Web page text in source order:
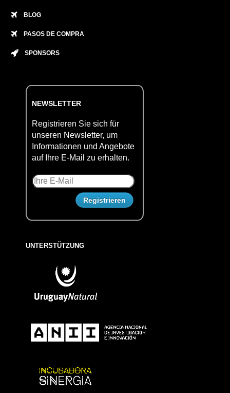
BLOG
PASOS DE COMPRA
SPONSORS
NEWSLETTER
Registrieren Sie sich für
unseren Newsletter, um
Informationen und Angebote
auf Ihre E-Mail zu erhalten.
UNTERSTÜTZUNG